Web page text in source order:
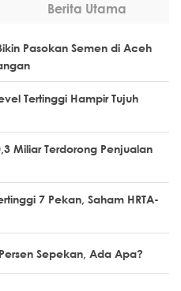
Berita Utama
Pasokan Semen di Aceh
Tertinggi Hampir Tujuh
Miliar Terdorong Penjualan
7 Pekan, Saham HRTA-
Sepekan, Ada Apa?